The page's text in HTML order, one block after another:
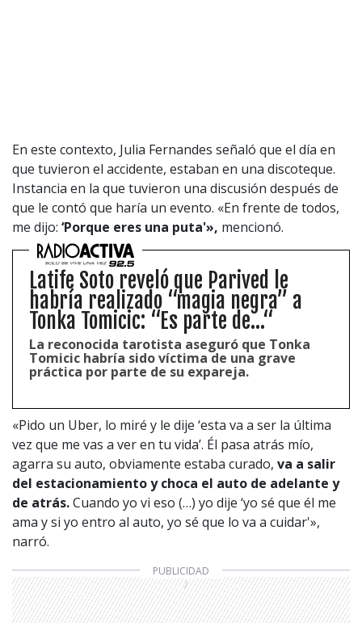
En este contexto, Julia Fernandes señaló que el día en
que tuvieron el accidente, estaban en una discoteque.
Instancia en la que tuvieron una discusión después de
que le contó que haría un evento. «En frente de todos,
me dijo: ‘Porque eres una puta'», mencionó.
Latife Soto reveló que Parived le
habría realizado “magia negra” a
Tonka Tomicic: “Es parte de...“
La reconocida tarotista aseguró que Tonka
Tomicic habría sido víctima de una grave
práctica por parte de su expareja.
«Pido un Uber, lo miré y le dije ‘esta va a ser la última
vez que me vas a ver en tu vida’. Él pasa atrás mío,
agarra su auto, obviamente estaba curado, va a salir
del estacionamiento y choca el auto de adelante y
de atrás.Cuando yo vi eso (…) yo dije ‘yo sé que él me
ama y si yo entro al auto, yo sé que lo va a cuidar'»,
narró.